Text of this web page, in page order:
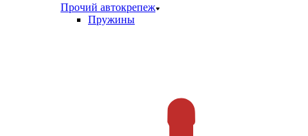
Прочий автокрепеж
Пружины